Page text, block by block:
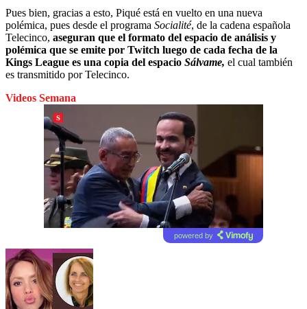
Pues bien, gracias a esto, Piqué está en vuelto en una nueva
polémica, pues desde el programa Socialité, de la cadena española
Telecinco, aseguran que el formato del espacio de análisis y
polémica que se emite por Twitch luego de cada fecha de la
Kings League es una copia del espacio Sálvame, el cual también
es transmitido por Telecinco.
Videos Semana
powered by